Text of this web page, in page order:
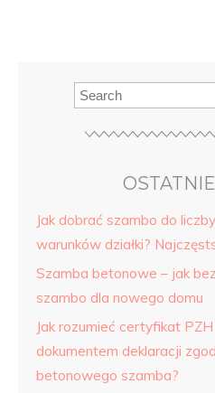
Jak dobrać szambo do
warunków działki?
Szamba betonowe – jak
szambo dla nowego domu
Jak rozumieć certyfikat
dokumentem deklaracji
betonowego szamba?